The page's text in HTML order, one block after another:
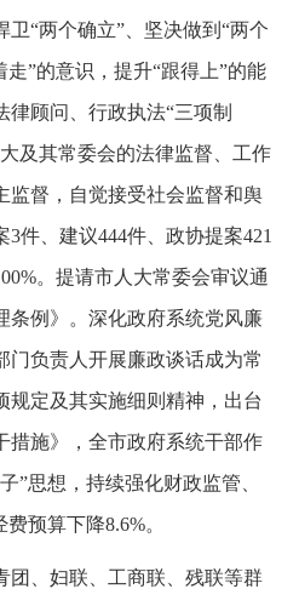
“两个确立”、坚决做到“两个
”的意识，提升“跟得上”的能
顾问、行政执法“三项制
及其常委会的法律监督、工作
监督，自觉接受社会监督和舆
件、建议444件、政协提案421
。提请市人大常委会审议通
条例》。深化政府系统党风廉
门负责人开展廉政谈话成为常
规定及其实施细则精神，出台
措施》，全市政府系统干部作
”思想，持续强化财政监管、
预算下降8.6%。
团、妇联、工商联、残联等群